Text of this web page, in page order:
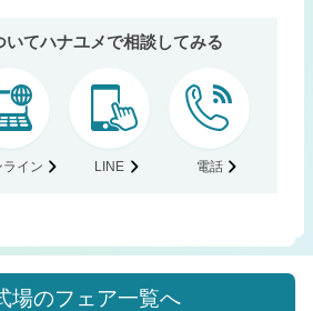
いてハナユメで相談してみる
ライン LINE 電話
場のフェア一覧へ